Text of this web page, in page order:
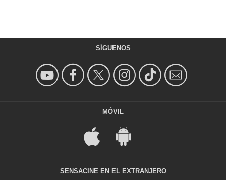
SÍGUENOS
MÓVIL
SENSACINE EN EL EXTRANJERO